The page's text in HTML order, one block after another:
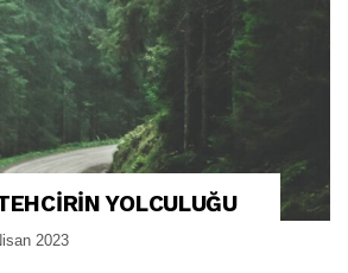
YOLCULUĞU
2023